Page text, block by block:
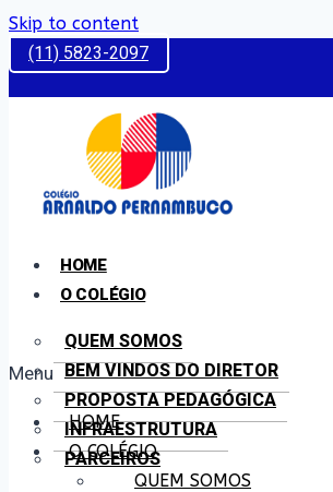
Skip to content
(11) 5823-2097
HOME
O COLÉGIO
QUEM SOMOS
BEM VINDOS DO DIRETOR
PROPOSTA PEDAGÓGICA
INFRAESTRUTURA
PARCEIROS
Menu
HOME
O COLÉGIO
QUEM SOMOS